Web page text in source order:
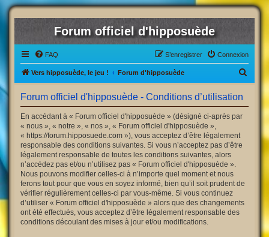
Forum officiel d'hipposuède
FAQ Connexion
S’enregistrer
Vers hipposuède, le jeu ! Forum d'hipposuède
Forum officiel d'hipposuède - Conditions d’utilisation
En accédant à « Forum officiel d'hipposuède » (désigné ci-après par
« nous », « notre », « nos », « Forum officiel d'hipposuède »,
« https://forum.hipposuede.com »), vous acceptez d’être légalement
responsable des conditions suivantes. Si vous n’acceptez pas d’être
légalement responsable de toutes les conditions suivantes, alors
n’accédez pas et/ou n’utilisez pas « Forum officiel d'hipposuède ».
Nous pouvons modifier celles-ci à n’importe quel moment et nous
ferons tout pour que vous en soyez informé, bien qu’il soit prudent de
vérifier régulièrement celles-ci par vous-même. Si vous continuez
d’utiliser « Forum officiel d'hipposuède » alors que des changements
ont été effectués, vous acceptez d’être légalement responsable des
conditions découlant des mises à jour et/ou modifications.